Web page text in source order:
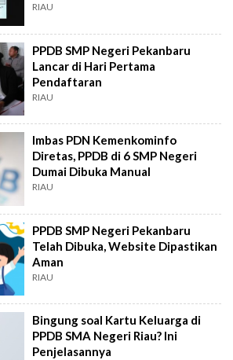
RIAU
PPDB SMP Negeri Pekanbaru
Lancar di Hari Pertama
Pendaftaran
RIAU
Imbas PDN Kemenkominfo
Diretas, PPDB di 6 SMP Negeri
Dumai Dibuka Manual
RIAU
PPDB SMP Negeri Pekanbaru
Telah Dibuka, Website Dipastikan
Aman
RIAU
Bingung soal Kartu Keluarga di
PPDB SMA Negeri Riau? Ini
Penjelasannya